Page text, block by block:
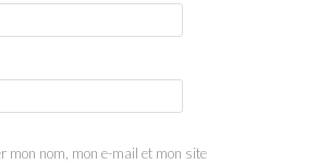
mon nom, mon e-mail et mon site